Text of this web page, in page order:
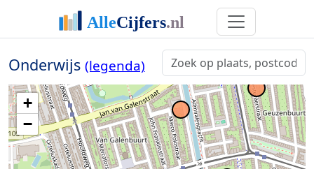
Onderwijs (legenda)
+
−